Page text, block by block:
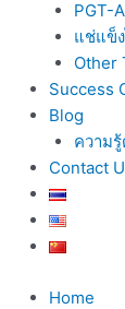
PGT-
แช่แข็
Other
Success
Blog
ความ
Contact
Home